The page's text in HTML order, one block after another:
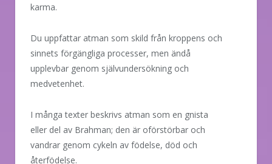
karma.
Du uppfattar atman som skild från kroppens och
sinnets förgängliga processer, men ändå
upplevbar genom självundersökning och
medvetenhet.
I många texter beskrivs atman som en gnista
eller del av Brahman; den är oförstörbar och
vandrar genom cykeln av födelse, död och
återfödelse.